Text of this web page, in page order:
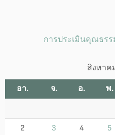
การประเมินคุณธร
สิงหาค
อา. จ. อ. พ.
2 3 4 5